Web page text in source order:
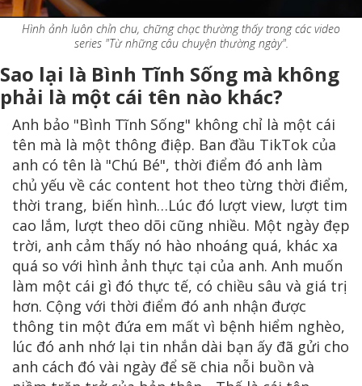
Hình ảnh luôn chỉn chu, chững chạc thường thấy trong các video
series "Từ những câu chuyện thường ngày".
Sao lại là Bình Tĩnh Sống mà không
phải là một cái tên nào khác?
Anh bảo "Bình Tĩnh Sống" không chỉ là một cái
tên mà là một thông điệp. Ban đầu TikTok của
anh có tên là "Chú Bé", thời điểm đó anh làm
chủ yếu về các content hot theo từng thời điểm,
thời trang, biến hình…Lúc đó lượt view, lượt tim
cao lắm, lượt theo dõi cũng nhiều. Một ngày đẹp
trời, anh cảm thấy nó hào nhoáng quá, khác xa
quá so với hình ảnh thực tại của anh. Anh muốn
làm một cái gì đó thực tế, có chiều sâu và giá trị
hơn. Cộng với thời điểm đó anh nhận được
thông tin một đứa em mất vì bệnh hiểm nghèo,
lúc đó anh nhớ lại tin nhắn dài bạn ấy đã gửi cho
anh cách đó vài ngày để sẽ chia nỗi buồn và